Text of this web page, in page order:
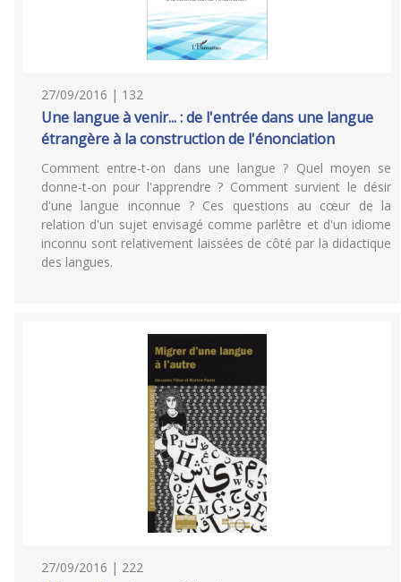
27/09/2016 | 132
Une langue à venir... : de l'entrée dans une langue
étrangère à la construction de l'énonciation
Comment entre-t-on dans une langue ? Quel moyen se
donne-t-on pour l'apprendre ? Comment survient le désir
d'une langue inconnue ? Ces questions au cœur de la
relation d'un sujet envisagé comme parlêtre et d'un idiome
inconnu sont relativement laissées de côté par la didactique
des langues.
27/09/2016 | 222